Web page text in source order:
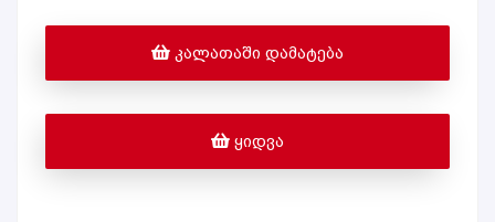
ᲙᲐᲚᲐᲗᲐᲨᲘ ᲓᲐᲛᲐᲢᲔᲑᲐ
ᲧᲘᲓᲕᲐ